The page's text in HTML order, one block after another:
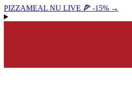
PIZZAMEAL NU LIVE 🍕 -15% →